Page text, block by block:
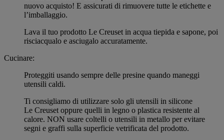
nuovo acquisto! E assicurati di rimuovere tutte le etichette e
l’imballaggio.
Lava il tuo prodotto Le Creuset in acqua tiepida e sapone, poi
risciacqualo e asciugalo accuratamente.
Cucinare:
Proteggiti usando sempre delle presine quando maneggi
utensili caldi.
Ti consigliamo di utilizzare solo gli utensili in silicone
Le Creuset oppure quelli in legno o plastica resistente al
calore. NON usare coltelli o utensili in metallo per evitare
segni e graffi sulla superficie vetrificata del prodotto.